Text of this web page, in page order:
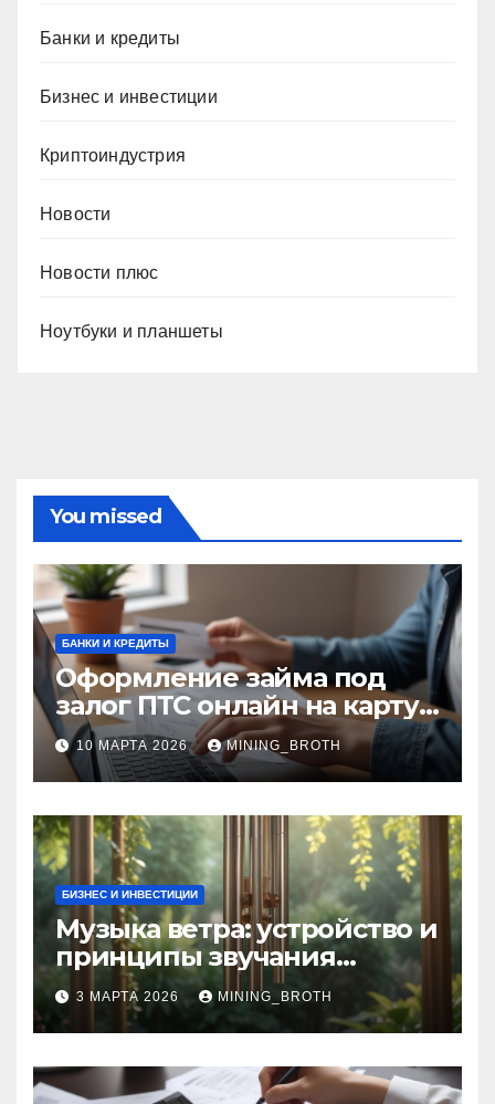
Банки и кредиты
Бизнес и инвестиции
Криптоиндустрия
Новости
Новости плюс
Ноутбуки и планшеты
You missed
БАНКИ И КРЕДИТЫ
Оформление займа под
залог ПТС онлайн на карту
без визита в офис: порядок,
требования и документы
10 МАРТА 2026 MINING_BROTH
БИЗНЕС И ИНВЕСТИЦИИ
Музыка ветра: устройство и
принципы звучания
колокольчиков
3 МАРТА 2026 MINING_BROTH